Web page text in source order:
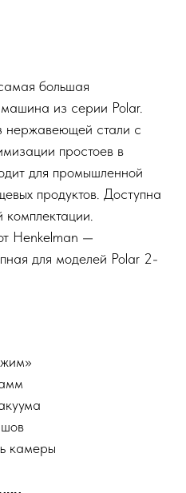
большая
из серии Polar.
нержавеющей стали с
простоев в
для промышленной
продуктов. Доступна
Henkelman —
для моделей Polar 2-
камеры